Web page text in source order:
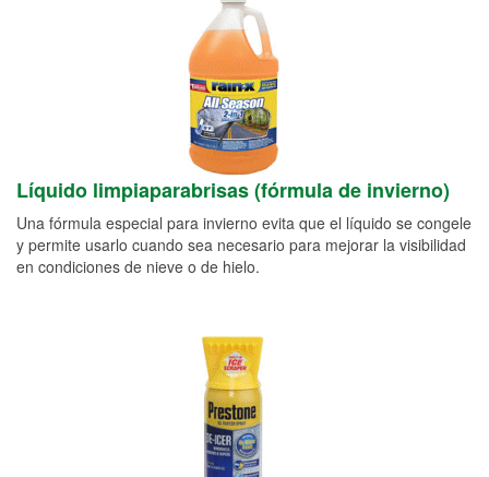
Líquido limpiaparabrisas (fórmula de invierno)
Una fórmula especial para invierno evita que el líquido se congele
y permite usarlo cuando sea necesario para mejorar la visibilidad
en condiciones de nieve o de hielo.